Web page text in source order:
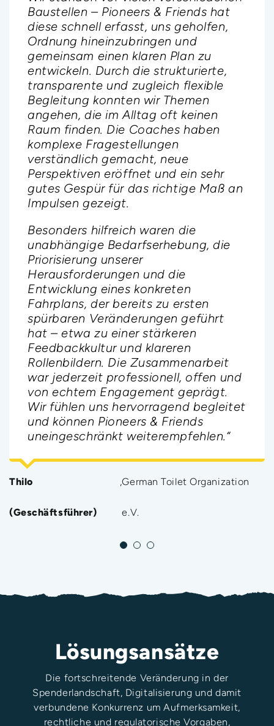
Baustellen – Pioneers & Friends hat
diese schnell erfasst, uns geholfen,
Ordnung hineinzubringen und
gemeinsam einen klaren Plan zu
entwickeln. Durch die strukturierte,
transparente und zugleich flexible
Begleitung konnten wir Themen
angehen, die im Alltag oft keinen
Raum finden. Die Coaches haben
komplexe Fragestellungen
verständlich gemacht, neue
Perspektiven eröffnet und ein sehr
gutes Gespür für das richtige Maß an
Impulsen gezeigt.
Besonders hilfreich waren die
unabhängige Bedarfserhebung, die
Priorisierung unserer
Herausforderungen und die
Entwicklung eines konkreten
Fahrplans, der bereits zu ersten
spürbaren Veränderungen geführt
hat – etwa zu einer stärkeren
Feedbackkultur und klareren
Rollenbildern. Die Zusammenarbeit
war jederzeit professionell, offen und
von echtem Engagement geprägt.
Wir fühlen uns hervorragend begleitet
und können Pioneers & Friends
uneingeschränkt weiterempfehlen.“
Thilo
(Geschäftsführer)
,German Toilet Organization
e.V.
mehreren starken
Veränderungsprozessen, um für
Menschen eine Kirche zu sein, die in
die heutige Gesellschaft und die
heutigen Fragen passt. Durch das
tolle Angebot von Pioneer & Friends
konnten wir unsere Klausurtagung mit
einem Coach gestalten. Die
zielführende und begleitende
Moderation hat uns geholfen beim
Thema zu bleiben und konstruktiv zu
diskutieren. Mit der freundlichen und
zugewandt Art hat uns die
Begleitung durch den Coach sehr gut
getan. Wir können die
Zusammenarbeit mit Pioneers &
Friends nur empfehlen.“
Steffi (Gemeindereferentin),Baptisten Göttingen
wertvolle Impulse, neue Perspektiven
und einen klaren strategischen
Fahrplan für unser Fundraising
erhalten. Die Zusammenarbeit war
professionell, inspirierend und
praxisnah – eine echte Unterstützung
für NGOs.“
„Pioneers & Friends schafft eine
großartige Möglichkeit für NGOs, von
hochqualifizierten Expert:innen aus
der Wirtschaft zu profitieren –
kostenfrei, effizient und wirkungsvoll.
Die Initiative leistet einen wichtigen
Beitrag zur nachhaltigen
Weiterentwicklung von
Organisationen im sozialen Bereich.
Wir sind sehr dankbar für die
Zusammenarbeit und können
Pioneers & Friends jeder NGO absolut
empfehlen.“
Vivian (Assistenz der
Geschäftsführung)
,
Berlin
Lösungsansätze
Die fortschreitende Veränderung in der
Spenderlandschaft, Digitalisierung und damit
verbundene Konkurrenz um Aufmerksamkeit,
rechtliche und regulatorische Vorgaben,